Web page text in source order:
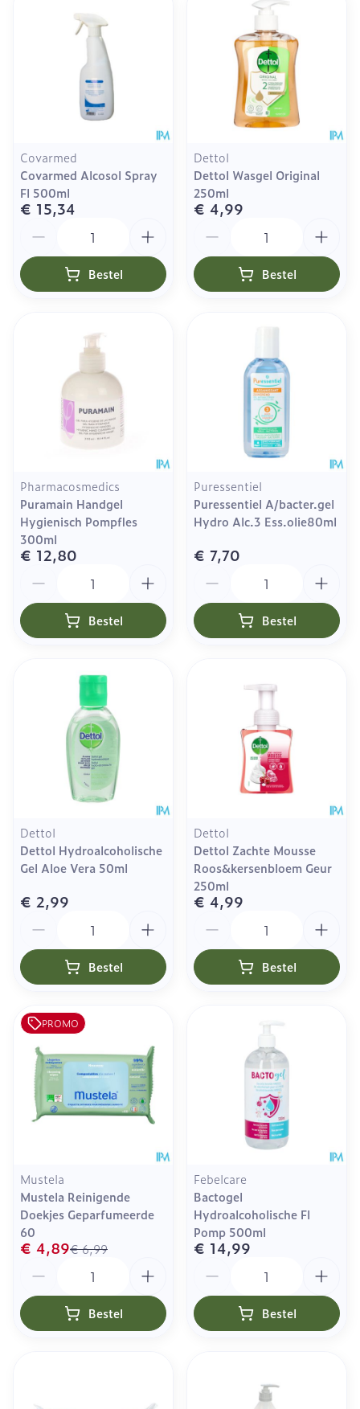
Covarmed
Covarmed Alcosol Spray
Fl 500ml
€ 15,34
Bestel
Dettol
Dettol Wasgel Original
250ml
€ 4,99
Bestel
Pharmacosmedics
Puramain Handgel
Hygienisch Pompfles
300ml
€ 12,80
Bestel
Puressentiel
Puressentiel A/bacter.gel
Hydro Alc.3 Ess.olie80ml
€ 7,70
Bestel
Dettol
Dettol Hydroalcoholische
Gel Aloe Vera 50ml
€ 2,99
Bestel
Dettol
Dettol Zachte Mousse
Roos&kersenbloem Geur
250ml
€ 4,99
Bestel
PROMO
Mustela
Mustela Reinigende
Doekjes Geparfumeerde
60
€ 6,99
€ 4,89
Bestel
Febelcare
Bactogel
Hydroalcoholische Fl
Pomp 500ml
€ 14,99
Bestel